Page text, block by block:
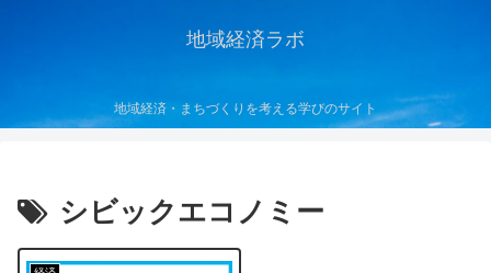
地域経済ラボ
地域経済・まちづくりを考える学びのサイト
シビックエコノミー